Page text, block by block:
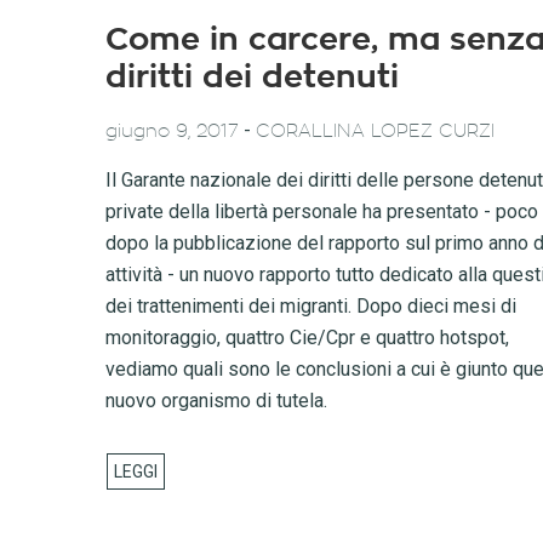
Come in carcere, ma
diritti dei detenuti
giugno 9, 2017 - CORALLINA LOPEZ CURZI
Il Garante nazionale dei diritti delle persone
private della libertà personale ha presentato - poco
dopo la pubblicazione del rapporto sul primo anno
attività - un nuovo rapporto tutto dedicato alla
dei trattenimenti dei migranti. Dopo dieci mesi di
monitoraggio, quattro Cie/Cpr e quattro hotspot,
vediamo quali sono le conclusioni a cui è giunto
nuovo organismo di tutela.